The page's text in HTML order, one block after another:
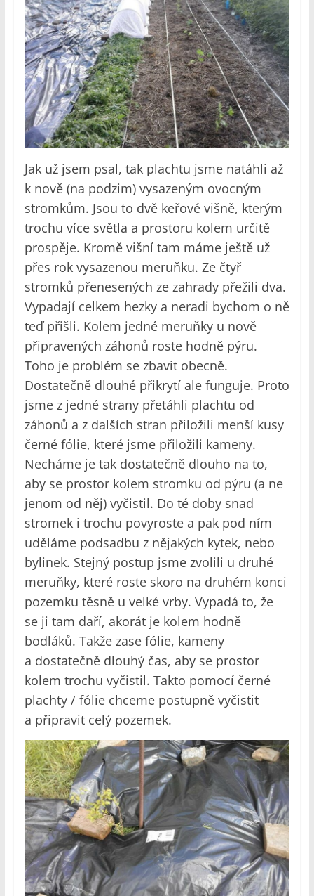
Jak už jsem psal, tak plachtu jsme natáhli až
k nově (na podzim) vysazeným ovocným
stromkům. Jsou to dvě keřové višně, kterým
trochu více světla a prostoru kolem určitě
prospěje. Kromě višní tam máme ještě už
přes rok vysazenou meruňku. Ze čtyř
stromků přenesených ze zahrady přežili dva.
Vypadají celkem hezky a neradi bychom o ně
teď přišli. Kolem jedné meruňky u nově
připravených záhonů roste hodně pýru.
Toho je problém se zbavit obecně.
Dostatečně dlouhé přikrytí ale funguje. Proto
jsme z jedné strany přetáhli plachtu od
záhonů a z dalších stran přiložili menší kusy
černé fólie, které jsme přiložili kameny.
Necháme je tak dostatečně dlouho na to,
aby se prostor kolem stromku od pýru (a ne
jenom od něj) vyčistil. Do té doby snad
stromek i trochu povyroste a pak pod ním
uděláme podsadbu z nějakých kytek, nebo
bylinek. Stejný postup jsme zvolili u druhé
meruňky, které roste skoro na druhém konci
pozemku těsně u velké vrby. Vypadá to, že
se ji tam daří, akorát je kolem hodně
bodláků. Takže zase fólie, kameny
a dostatečně dlouhý čas, aby se prostor
kolem trochu vyčistil. Takto pomocí černé
plachty / fólie chceme postupně vyčistit
a připravit celý pozemek.